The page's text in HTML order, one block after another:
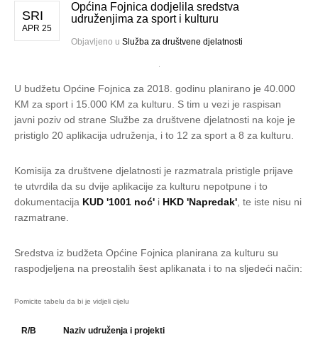
SRI
APR 25
Općina Fojnica dodjelila sredstva
udruženjima za sport i kulturu
Objavljeno u Služba za društvene djelatnosti
U budžetu Općine Fojnica za 2018. godinu planirano je 40.000
KM za sport i 15.000 KM za kulturu. S tim u vezi je raspisan
javni poziv od strane Službe za društvene djelatnosti na koje je
pristiglo 20 aplikacija udruženja, i to 12 za sport a 8 za kulturu.
Komisija za društvene djelatnosti je razmatrala pristigle prijave
te utvrdila da su dvije aplikacije za kulturu nepotpune i to
dokumentacija KUD '1001 noć' i HKD 'Napredak' , te iste nisu ni
razmatrane.
Sredstva iz budžeta Općine Fojnica planirana za kulturu su
raspodjeljena na preostalih šest aplikanata i to na sljedeći način:
R/B Naziv udruženja i projekti